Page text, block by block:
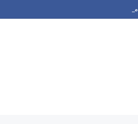
محمد شكر يكتب لـ «30 يوم»: «الكرنك».. أزمة سينما أتلفها الهوى